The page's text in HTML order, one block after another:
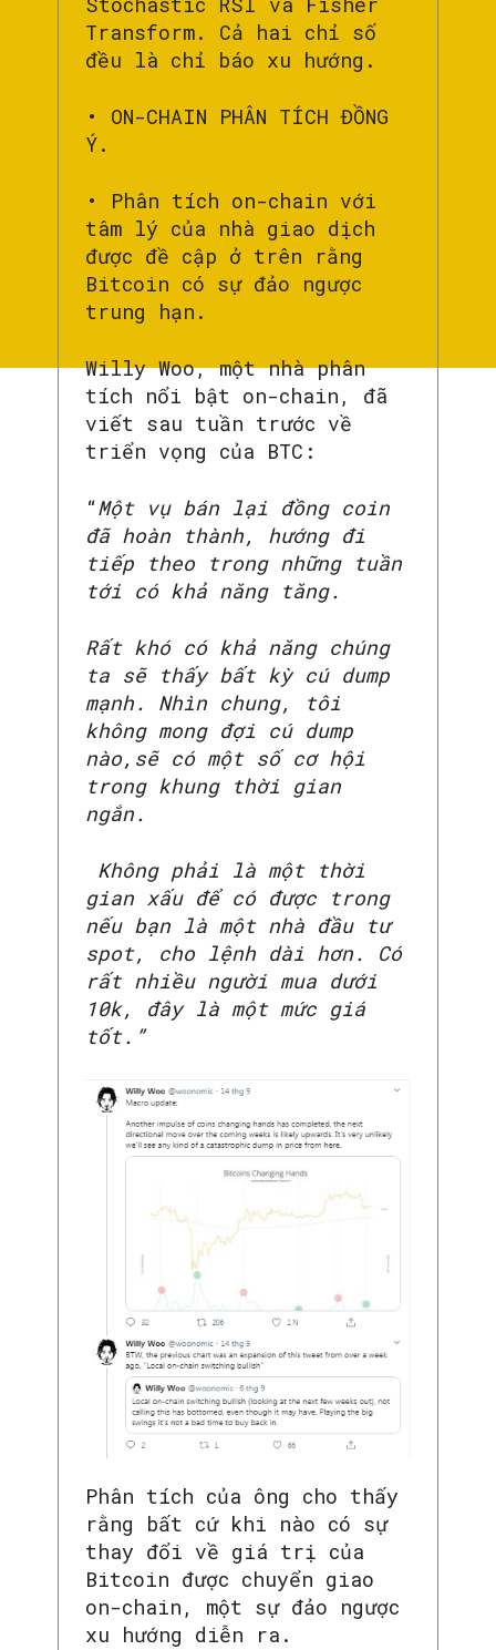
Transform. Cả hai chỉ số
đều là chỉ báo xu hướng.
• ON-CHAIN PHÂN TÍCH ĐỒNG
Ý.
• Phân tích on-chain với
tâm lý của nhà giao dịch
được đề cập ở trên rằng
Bitcoin có sự đảo ngược
trung hạn.
Willy Woo, một nhà phân
tích nổi bật on-chain, đã
viết sau tuần trước về
triển vọng của BTC:
“Một vụ bán lại đồng coin
đã hoàn thành, hướng đi
tiếp theo trong những tuần
tới có khả năng tăng.
Rất khó có khả năng chúng
ta sẽ thấy bất kỳ cú dump
mạnh. Nhìn chung, tôi
không mong đợi cú dump
nào,sẽ có một số cơ hội
trong khung thời gian
ngắn.
Không phải là một thời
gian xấu để có được trong
nếu bạn là một nhà đầu tư
spot, cho lệnh dài hơn. Có
rất nhiều người mua dưới
10k, đây là một mức giá
tốt.”
Phân tích của ông cho thấy
rằng bất cứ khi nào có sự
thay đổi về giá trị của
Bitcoin được chuyển giao
on-chain, một sự đảo ngược
xu hướng diễn ra.